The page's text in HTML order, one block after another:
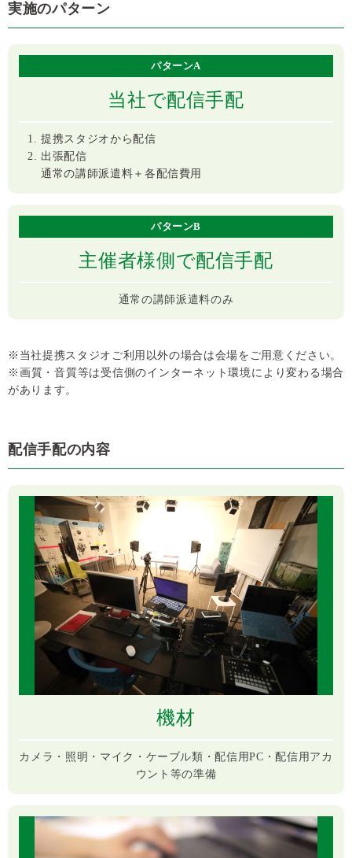
実施のパターン
パターンA
当社で配信手配
提携スタジオから配信
出張配信
通常の講師派遣料＋各配信費用
パターンB
主催者様側で配信手配
通常の講師派遣料のみ
※当社提携スタジオご利用以外の場合は会場をご用意ください。
※画質・音質等は受信側のインターネット環境により変わる場合
があります。
配信手配の内容
機材
カメラ・照明・マイク・ケーブル類・配信用PC・配信用アカ
ウント等の準備